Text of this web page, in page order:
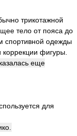
трикотажной
тело от пояса до
спортивной одежды
фигуры.
еще
для